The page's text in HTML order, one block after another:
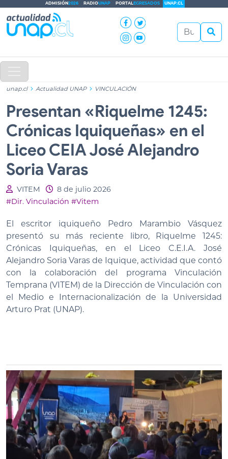
ADMISIÓN2026 RADIOUNAP PORTALEGRESADOS UNAP.CL
unap.cl Actualidad UNAP VINCULACIÓN
Presentan «Riquelme 1245:
Crónicas Iquiqueñas» en el
Liceo CEIA José Alejandro
Soria Varas
VITEM
8 de julio 2026
#Dir. Vinculación #Vitem
El escritor iquiqueño Pedro Marambio Vásquez
presentó su más reciente libro, Riquelme 1245:
Crónicas Iquiqueñas, en el Liceo C.E.I.A. José
Alejandro Soria Varas de Iquique, actividad que contó
con la colaboración del programa Vinculación
Temprana (VITEM) de la Dirección de Vinculación con
el Medio e Internacionalización de la Universidad
Arturo Prat (UNAP).